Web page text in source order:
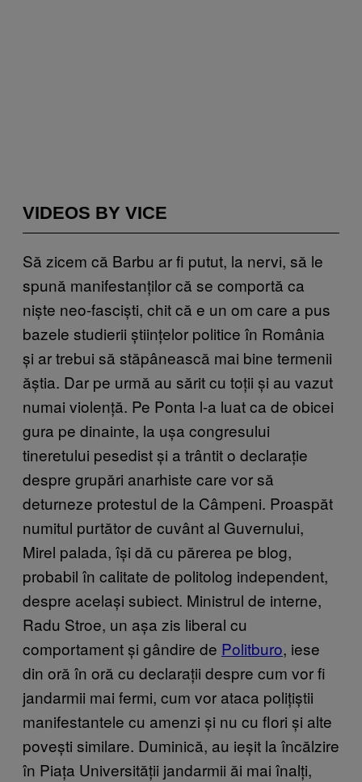
VIDEOS BY VICE
Să zicem că Barbu ar fi putut, la nervi, să le
spună manifestanților că se comportă ca
niște neo-fasciști, chit că e un om care a pus
bazele studierii științelor politice în România
și ar trebui să stăpânească mai bine termenii
ăștia. Dar pe urmă au sărit cu toții și au vazut
numai violență. Pe Ponta l-a luat ca de obicei
gura pe dinainte, la ușa congresului
tineretului pesedist și a trântit o declarație
despre grupări anarhiste care vor să
deturneze protestul de la Câmpeni. Proaspăt
numitul purtător de cuvânt al Guvernului,
Mirel palada, își dă cu părerea pe blog,
probabil în calitate de politolog independent,
despre același subiect. Ministrul de interne,
Radu Stroe, un așa zis liberal cu
comportament și gândire de Politburo, iese
din oră în oră cu declarații despre cum vor fi
jandarmii mai fermi, cum vor ataca polițiștii
manifestantele cu amenzi și nu cu flori și alte
povești similare. Duminică, au ieșit la încălzire
în Piața Universității jandarmii ăi mai înalți,